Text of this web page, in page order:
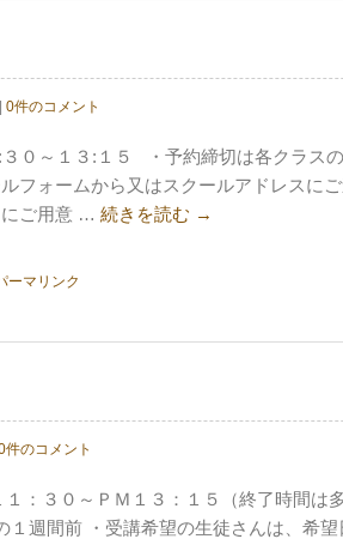
0件のコメント
０～１３:１５ ・予約締切は各クラス
フォームから又はスクールアドレスに
にご用意 … 続きを読む →
ーマリンク
件のコメント
：３０～ＰＭ１３：１５（終了時間は
１週間前 ・受講希望の生徒さんは、希